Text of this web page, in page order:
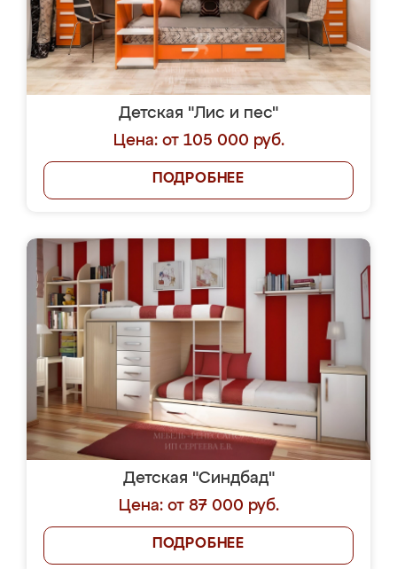
Детская "Лис и пес"
Цена: от 105 000 руб.
ПОДРОБНЕЕ
Детская "Синдбад"
Цена: от 87 000 руб.
ПОДРОБНЕЕ